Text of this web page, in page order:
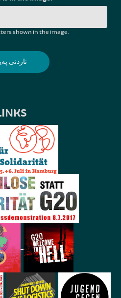
shown in the image.